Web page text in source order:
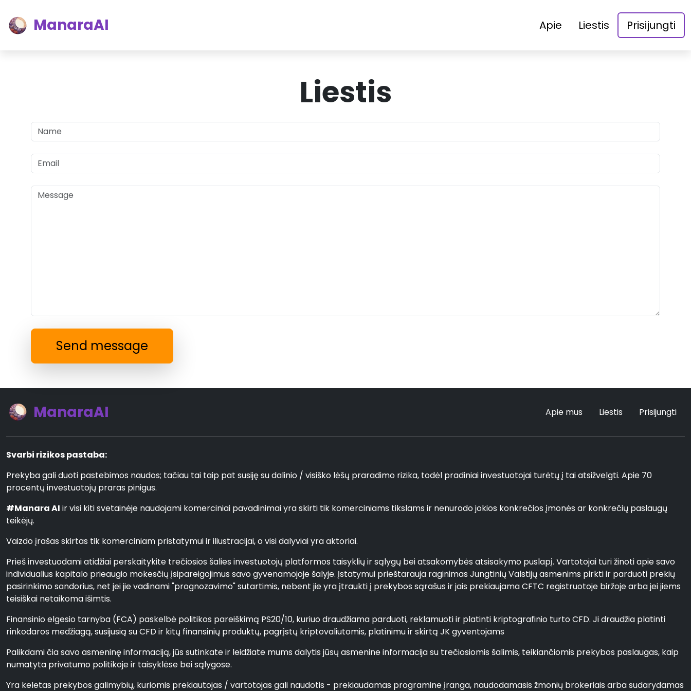
ManaraAI Apie Liestis Prisijungti
Liestis
Send message
ManaraAI Apie mus Liestis Prisijungti
Svarbi rizikos pastaba:
Prekyba gali duoti pastebimos naudos; tačiau tai taip pat susiję su dalinio / visiško lėšų praradimo rizika, todėl pradiniai investuotojai turėtų į tai atsižvelgti. Apie 70
procentų investuotojų praras pinigus.
#Manara AI ir visi kiti svetainėje naudojami komerciniai pavadinimai yra skirti tik komerciniams tikslams ir nenurodo jokios konkrečios įmonės ar konkrečių paslaugų
teikėjų.
Vaizdo įrašas skirtas tik komerciniam pristatymui ir iliustracijai, o visi dalyviai yra aktoriai.
Prieš investuodami atidžiai perskaitykite trečiosios šalies investuotojų platformos taisyklių ir sąlygų bei atsakomybės atsisakymo puslapį. Vartotojai turi žinoti apie savo
individualius kapitalo prieaugio mokesčių įsipareigojimus savo gyvenamojoje šalyje. Įstatymui prieštarauja raginimas Jungtinių Valstijų asmenims pirkti ir parduoti prekių
pasirinkimo sandorius, net jei jie vadinami "prognozavimo" sutartimis, nebent jie yra įtraukti į prekybos sąrašus ir jais prekiaujama CFTC registruotoje biržoje arba jei jiems
teisiškai netaikoma išimtis.
Finansinio elgesio tarnyba (FCA) paskelbė politikos pareiškimą PS20/10, kuriuo draudžiama parduoti, reklamuoti ir platinti kriptografinio turto CFD. Ji draudžia platinti
rinkodaros medžiagą, susijusią su CFD ir kitų finansinių produktų, pagrįstų kriptovaliutomis, platinimu ir skirtą JK gyventojams
Palikdami čia savo asmeninę informaciją, jūs sutinkate ir leidžiate mums dalytis jūsų asmenine informacija su trečiosiomis šalimis, teikiančiomis prekybos paslaugas, kaip
numatyta privatumo politikoje ir taisyklėse bei sąlygose.
Yra keletas prekybos galimybių, kuriomis prekiautojas / vartotojas gali naudotis - prekiaudamas programine įranga, naudodamasis žmonių brokeriais arba sudarydamas